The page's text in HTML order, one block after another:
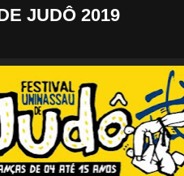
JUDÔ 2019